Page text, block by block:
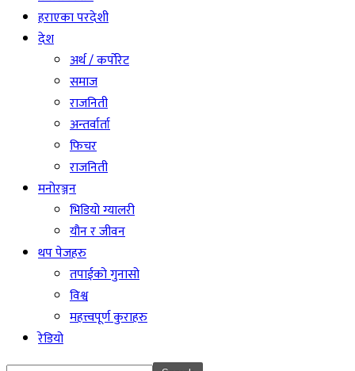
हराएका परदेशी
देश
अर्थ / कर्पोरेट
समाज
राजनिती
अन्तर्वार्ता
फिचर
राजनिती
मनोरञ्जन
भिडियो ग्यालरी
यौन र जीवन
थप पेजहरु
तपाईको गुनासो
विश्व
महत्त्वपूर्ण कुराहरु
रेडियो